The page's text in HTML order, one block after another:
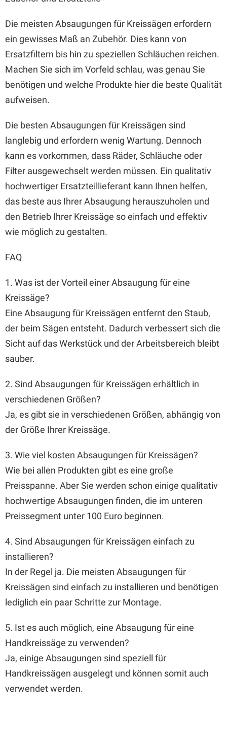
Die meisten Absaugungen für Kreissägen erfordern
ein gewisses Maß an Zubehör. Dies kann von
Ersatzfiltern bis hin zu speziellen Schläuchen reichen.
Machen Sie sich im Vorfeld schlau, was genau Sie
benötigen und welche Produkte hier die beste Qualität
aufweisen.
Die besten Absaugungen für Kreissägen sind
langlebig und erfordern wenig Wartung. Dennoch
kann es vorkommen, dass Räder, Schläuche oder
Filter ausgewechselt werden müssen. Ein qualitativ
hochwertiger Ersatzteillieferant kann Ihnen helfen,
das beste aus Ihrer Absaugung herauszuholen und
den Betrieb Ihrer Kreissäge so einfach und effektiv
wie möglich zu gestalten.
FAQ
1. Was ist der Vorteil einer Absaugung für eine
Kreissäge?
Eine Absaugung für Kreissägen entfernt den Staub,
der beim Sägen entsteht. Dadurch verbessert sich die
Sicht auf das Werkstück und der Arbeitsbereich bleibt
sauber.
2. Sind Absaugungen für Kreissägen erhältlich in
verschiedenen Größen?
Ja, es gibt sie in verschiedenen Größen, abhängig von
der Größe Ihrer Kreissäge.
3. Wie viel kosten Absaugungen für Kreissägen?
Wie bei allen Produkten gibt es eine große
Preisspanne. Aber Sie werden schon einige qualitativ
hochwertige Absaugungen finden, die im unteren
Preissegment unter 100 Euro beginnen.
4. Sind Absaugungen für Kreissägen einfach zu
installieren?
In der Regel ja. Die meisten Absaugungen für
Kreissägen sind einfach zu installieren und benötigen
lediglich ein paar Schritte zur Montage.
5. Ist es auch möglich, eine Absaugung für eine
Handkreissäge zu verwenden?
Ja, einige Absaugungen sind speziell für
Handkreissägen ausgelegt und können somit auch
verwendet werden.